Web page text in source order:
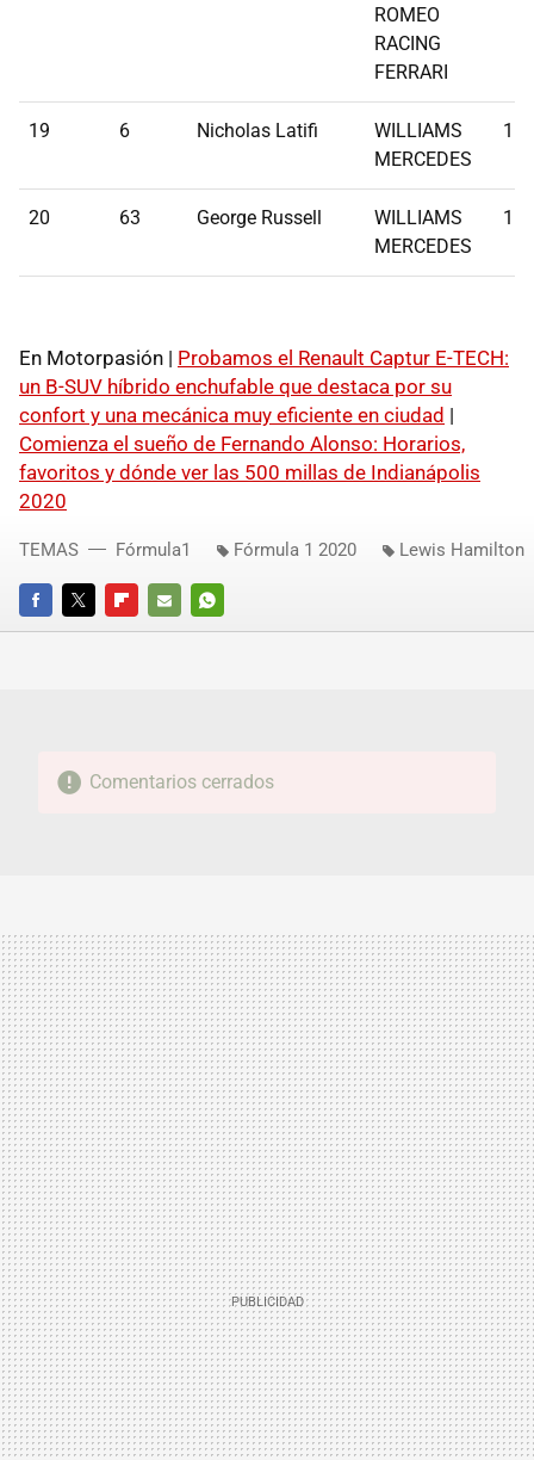
ROMEO
RACING
FERRARI
19 6 Nicholas Latifi
WILLIAMS
MERCEDES
20 63 George Russell
WILLIAMS
MERCEDES
En Motorpasión | Probamos el Renault Captur E-TECH:
un B-SUV híbrido enchufable que destaca por su
confort y una mecánica muy eficiente en ciudad |
Comienza el sueño de Fernando Alonso: Horarios,
favoritos y dónde ver las 500 millas de Indianápolis
2020
FACEBOOKTWITTERFLIPBOARD
E-
WHATSAPP
TEMAS Fórmula1 Fórmula 1 2020 Lewis Hamilton
Comentarios cerrados